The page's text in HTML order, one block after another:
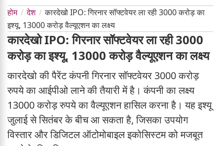
होम देश
कारदेखो IPO: गिरनार सॉफ्टवेयर ला रही 3000 करोड़ का
इश्यू, 13000 करोड़ वैल्यूएशन का लक्ष्य
कारदेखो IPO: गिरनार सॉफ्टवेयर ला रही 3000
करोड़ का इश्यू, 13000 करोड़ वैल्यूएशन का लक्ष्य
कारदेखो की पैरेंट कंपनी गिरनार सॉफ्टवेयर 3000 करोड़
रुपये का आईपीओ लाने की तैयारी में है। कंपनी का लक्ष्य
13000 करोड़ रुपये का वैल्यूएशन हासिल करना है। यह इश्यू
जुलाई से सितंबर के बीच आ सकता है, जिसका उपयोग
विस्तार और डिजिटल ऑटोमोबाइल इकोसिस्टम को मजबूत